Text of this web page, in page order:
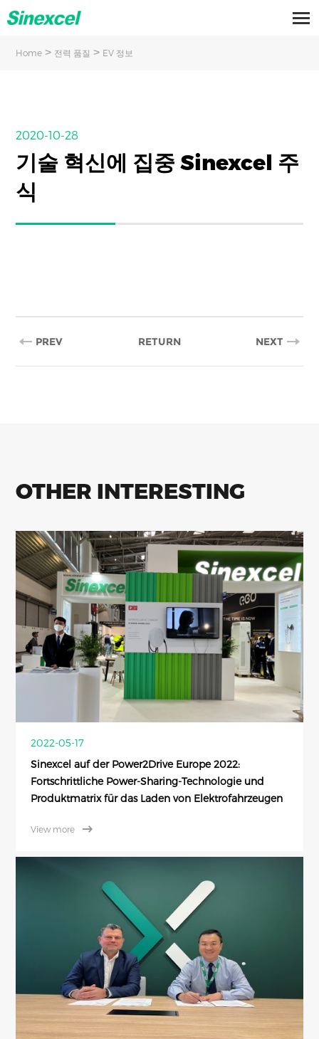
Home > 전력 품질 > EV 정보
2020-10-28
기술 혁신에 집중 Sinexcel 주
식
PREV NEXT
RETURN
OTHER INTERESTING
2022-05-17
Sinexcel auf der Power2Drive Europe 2022:
Fortschrittliche Power-Sharing-Technologie und
Produktmatrix für das Laden von Elektrofahrzeugen
View more